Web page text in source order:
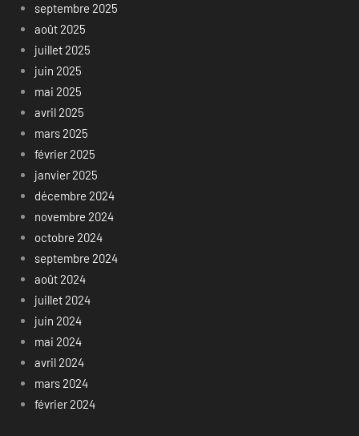
septembre 2025
août 2025
juillet 2025
juin 2025
mai 2025
avril 2025
mars 2025
février 2025
janvier 2025
décembre 2024
novembre 2024
octobre 2024
septembre 2024
août 2024
juillet 2024
juin 2024
mai 2024
avril 2024
mars 2024
février 2024